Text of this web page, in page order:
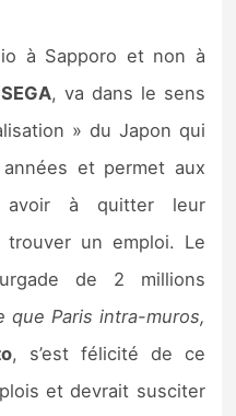
à Sapporo et non à
SEGA, va dans le sens
» du Japon qui
années et permet aux
à quitter leur
trouver un emploi. Le
de 2 millions
que Paris intra-muros,
, s’est félicité de ce
et devrait susciter